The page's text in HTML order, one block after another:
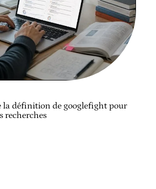
la définition de googlefight pour
recherches